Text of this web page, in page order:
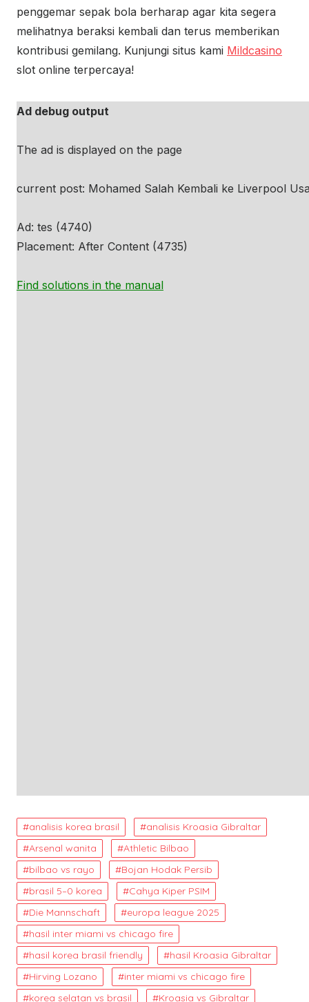
penggemar sepak bola berharap agar kita segera
melihatnya beraksi kembali dan terus memberikan
kontribusi gemilang. Kunjungi situs kami Mildcasino
slot online terpercaya!
Ad debug output
The ad is displayed on the page
current post: Mohamed Salah Kembali ke Liverpool
Ad: tes (4740)
Placement: After Content (4735)
Find solutions in the manual
analisis korea brasil
analisis Kroasia Gibraltar
Arsenal wanita
Athletic Bilbao
bilbao vs rayo
Bojan Hodak Persib
brasil 5–0 korea
Cahya Kiper PSIM
Die Mannschaft
europa league 2025
hasil inter miami vs chicago fire
hasil korea brasil friendly
hasil Kroasia Gibraltar
Hirving Lozano
inter miami vs chicago fire
korea selatan vs brasil
Kroasia vs Gibraltar